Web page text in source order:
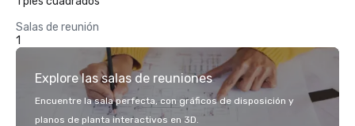
Salas de reunión
1
Explore las salas de reuniones
Encuentre la sala perfecta, con gráficos de disposición y
planos de planta interactivos en 3D.